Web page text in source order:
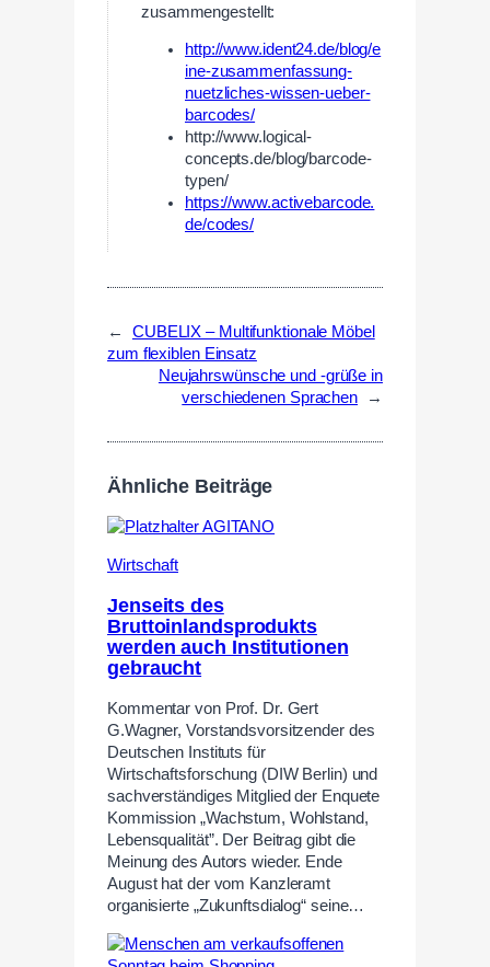
zusammengestellt:
http://www.ident24.de/blog/e
ine-zusammenfassung-
nuetzliches-wissen-ueber-
barcodes/
http://www.logical-
concepts.de/blog/barcode-
typen/
https://www.activebarcode.
de/codes/
←
CUBELIX – Multifunktionale Möbel
zum flexiblen Einsatz
Neujahrswünsche und -grüße in
verschiedenen Sprachen
→
Ähnliche Beiträge
Wirtschaft
Jenseits des
Bruttoinlandsprodukts
werden auch Institutionen
gebraucht
Kommentar von Prof. Dr. Gert
G.Wagner, Vorstandsvorsitzender des
Deutschen Instituts für
Wirtschaftsforschung (DIW Berlin) und
sachverständiges Mitglied der Enquete
Kommission „Wachstum, Wohlstand,
Lebensqualität”. Der Beitrag gibt die
Meinung des Autors wieder. Ende
August hat der vom Kanzleramt
organisierte „Zukunftsdialog“ seine…